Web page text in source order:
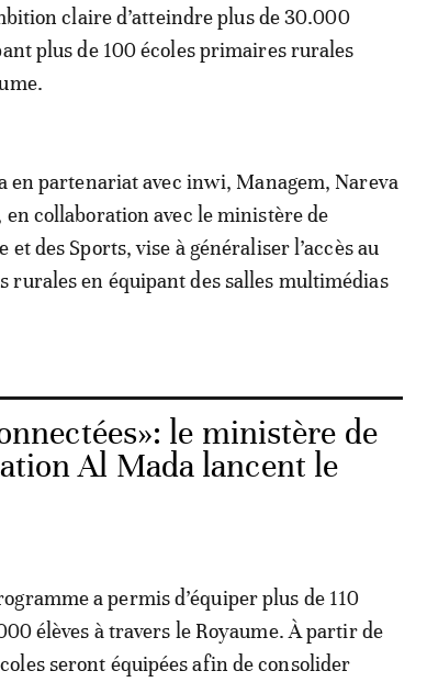
claire d’atteindre plus de 30.000
plus de 100 écoles primaires rurales
en partenariat avec inwi, Managem, Nareva
collaboration avec le ministère de
des Sports, vise à généraliser l’accès au
rurales en équipant des salles multimédias
le ministère de
Al Mada lancent le
a permis d’équiper plus de 110
élèves à travers le Royaume. À partir de
seront équipées afin de consolider